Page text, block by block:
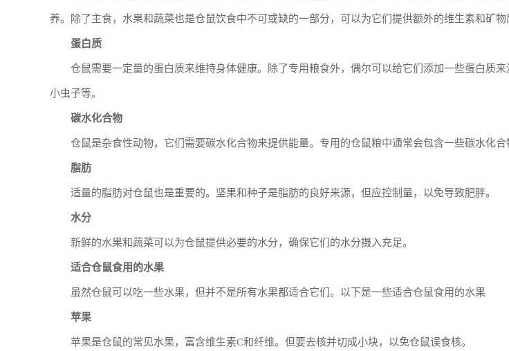
养。除了主食，水果和蔬菜也是仓鼠饮食中不可或缺的一部分，可以为它们提供额外的维生素和矿物
蛋白质
仓鼠需要一定量的蛋白质来维持身体健康。除了专用粮食外，偶尔可以给它们添加一些蛋白质来
小虫子等。
碳水化合物
仓鼠是杂食性动物，它们需要碳水化合物来提供能量。专用的仓鼠粮中通常会包含一些碳水化合
脂肪
适量的脂肪对仓鼠也是重要的。坚果和种子是脂肪的良好来源，但应控制量，以免导致肥胖。
水分
新鲜的水果和蔬菜可以为仓鼠提供必要的水分，确保它们的水分摄入充足。
适合仓鼠食用的水果
虽然仓鼠可以吃一些水果，但并不是所有水果都适合它们。以下是一些适合仓鼠食用的水果
苹果
苹果是仓鼠的常见水果，富含维生素C和纤维。但要去核并切成小块，以免仓鼠误食核。